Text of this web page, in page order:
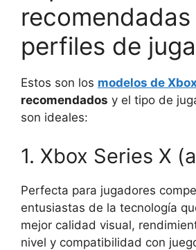
perfiles de
Estos son los modelos de Xbox
recomendados y el tipo de
son ideales:
1. Xbox Series X
Perfecta para jugadores
entusiastas de la tecnología
mejor calidad visual,
nivel y compatibilidad con